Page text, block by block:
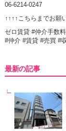
06-6214-0247
↑↑↑↑こちらまでお願
ゼロ賃貸 #仲介手数
#仲介 #賃貸 #売買 #
最新の記事